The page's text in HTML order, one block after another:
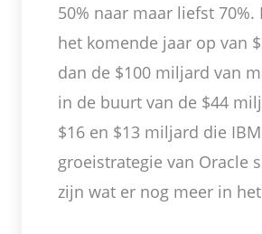
50% naar maar liefst
het komende jaar op van
dan de $100 miljard van
in de buurt van de $44
$16 en $13 miljard die
groeistrategie van Oracle
zijn wat er nog meer in